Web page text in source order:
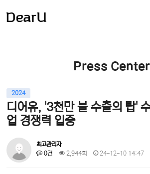
Press Center
2024
디어유, '3천만 불 수출의 탑'
업 경쟁력 입증
최고관리자
0건
2,944회 24-12-10 14:47